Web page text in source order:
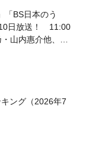
「BS日本のう
日放送！ 11:00
山内惠介他、
ング（2026年7